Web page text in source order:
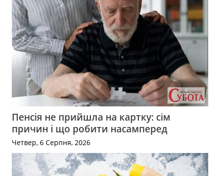
Пенсія не прийшла на картку: сім
причин і що робити насамперед
Четвер, 6 Серпня, 2026